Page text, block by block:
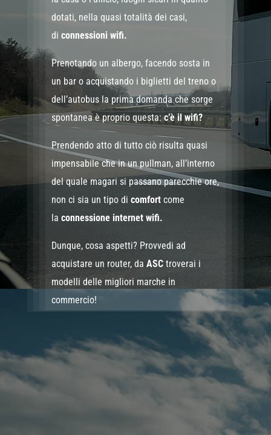
dotati, nella quasi totalità dei casi,
di connessioni wifi.
Prenotando un albergo, facendo sosta in
un bar o acquistando i biglietti del treno o
dell’autobus la prima domanda che sorge
spontanea è proprio questa: c’è il wifi?
Prendendo atto di tutto ciò risulta quasi
impensabile che in un pullman, all’interno
del quale magari si passano parecchie ore,
non ci sia un tipo di comfort come
la connessione internet wifi.
Dunque, cosa aspetti? Provvedi ad
acquistare un router, da ASC troverai i
modelli delle migliori marche in
commercio!